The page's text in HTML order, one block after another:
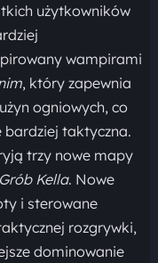
użytkowników
wampirami
, który zapewnia
ogniowych, co
bardziej taktyczna.
trzy nowe mapy
Grób Kella. Nowe
i sterowane
rozgrywki,
dominowanie